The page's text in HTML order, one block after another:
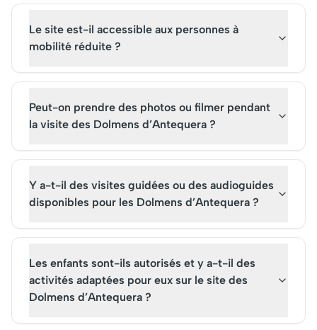
Le site est-il accessible aux personnes à
mobilité réduite ?
Peut-on prendre des photos ou filmer pendant
la visite des Dolmens d’Antequera ?
Y a-t-il des visites guidées ou des audioguides
disponibles pour les Dolmens d’Antequera ?
Les enfants sont-ils autorisés et y a-t-il des
activités adaptées pour eux sur le site des
Dolmens d’Antequera ?